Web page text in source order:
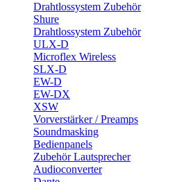
Drahtlossystem Zubehör
Shure
Drahtlossystem Zubehör
ULX-D
Microflex Wireless
SLX-D
EW-D
EW-DX
XSW
Vorverstärker / Preamps
Soundmasking
Bedienpanels
Zubehör Lautsprecher
Audioconverter